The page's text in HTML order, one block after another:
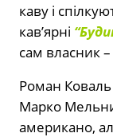
каву і
кав’ярні
сам власник
Роман
Марко
американо,